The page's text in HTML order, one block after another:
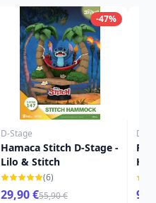
-47%
D-Stage
Hamaca Stitch D-Stage -
Lilo & Stitch
(6)
29,90 €55,90 €